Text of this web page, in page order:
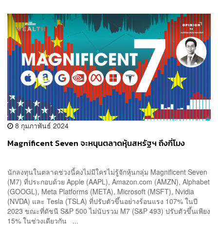
8 กุมภาพันธ์ 2024
Magnificent Seven จะหนุนตลาดหุ้นสหรัฐฯ ถึงกี่โมง
นักลงทุนในตลาดช่วงนี้คงไม่มีใครไม่รู้จักหุ้นกลุ่ม Magnificent Seven
(M7) ที่ประกอบด้วย Apple (AAPL), Amazon.com (AMZN), Alphabet
(GOOGL), Meta Platforms (META), Microsoft (MSFT), Nvidia
(NVDA) และ Tesla (TSLA) ที่ปรับตัวขึ้นอย่างร้อนแรง 107% ในปี
2023 ขณะที่ดัชนี S&P 500 ไม่นับรวม M7 (S&P 493) ปรับตัวขึ้นเพียง
15% ในช่วงเดียวกัน ...